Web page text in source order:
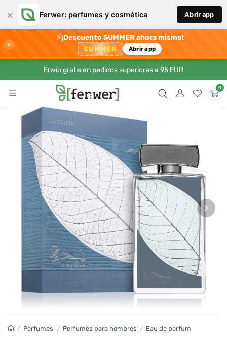
× Ferwer: perfumes y cosmética Abrir app
×
⚡¡Descuento SUMMER ahora mismo!
SUMMER Abrir app
Envío gratis en pedidos superiores a 95 EUR
0
›
/ Perfumes / Perfumes para hombres / Eau de parfum